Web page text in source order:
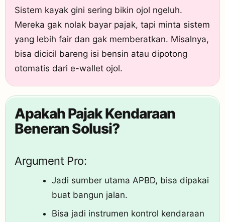
Sistem kayak gini sering bikin ojol ngeluh.
Mereka gak nolak bayar pajak, tapi minta sistem
yang lebih fair dan gak memberatkan. Misalnya,
bisa dicicil bareng isi bensin atau dipotong
otomatis dari e-wallet ojol.
Apakah Pajak Kendaraan
Beneran Solusi?
Argument Pro:
Jadi sumber utama APBD, bisa dipakai
buat bangun jalan.
Bisa jadi instrumen kontrol kendaraan